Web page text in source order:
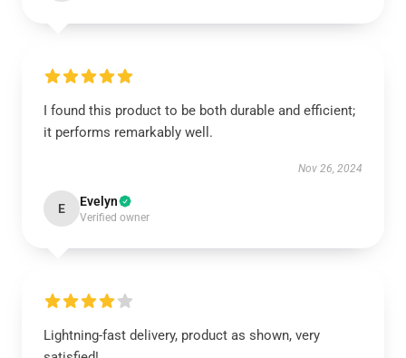
I found this product to be both durable and efficient;
it performs remarkably well.
Nov 26, 2024
E Evelyn
Verified owner
Lightning-fast delivery, product as shown, very